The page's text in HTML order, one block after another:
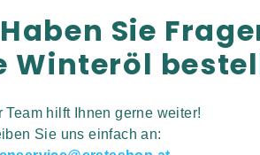
Haben Sie
Winteröl
Team hilft Ihnen gerne weiter!
Sie uns einfach an: